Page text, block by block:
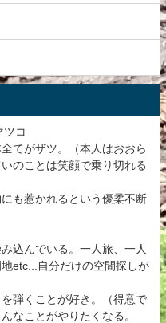
コ
てがザツ。（本人はおおら
のことは笑顔で乗り切れる
も惹かれるという優柔不断
込んでいる。一人旅、一人
etc...自分だけの空間探しが
弾くことが好き。（得意で
なことがやりたくなる。